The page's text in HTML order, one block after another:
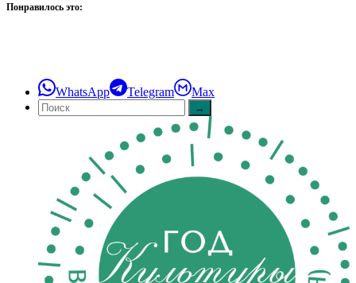
Понравилось это:
WhatsApp Telegram Max